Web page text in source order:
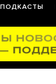
ПОДКАСТЫ